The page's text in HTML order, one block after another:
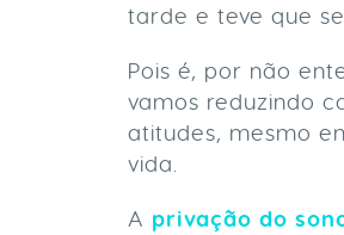
tarde e teve que
Pois é, por não
vamos reduzindo
atitudes, mesmo
vida.
A privação do